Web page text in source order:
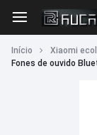
Início Xiaomi
Fones de ouvido